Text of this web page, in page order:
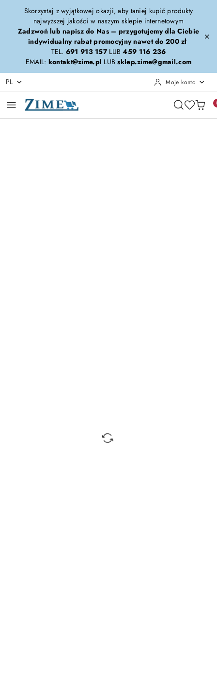
Przejdź do treści głównej
Przejdź do wyszukiwarki
Przejdź do moje konto
Przejdź do menu głównego
Przejdź do opisu produktu
Przejdź do stopki
Skorzystaj z wyjątkowej okazji, aby taniej kupić produkty
najwyższej jakości w naszym sklepie internetowym
Zadzwoń lub napisz do Nas – przygotujemy dla Ciebie
indywidualny rabat promocyjny nawet do 200 zł
TEL. 691 913 157LUB459 116 236
EMAIL: kontakt@zime.pl LUBsklep.zime@gmail.com
PL Moje konto